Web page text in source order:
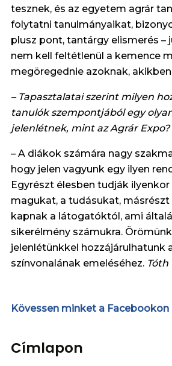
tesznek, és az egyetem agrár
folytatni tanulmányaikat,
plusz pont, tantárgy elismerés –
nem kell feltétlenül a kemence
megöregednie azoknak,
– Tapasztalatai szerint milyen
tanulók szempontjából egy
jelenlétnek, mint az Agrár Expo?
– A diákok számára nagy
hogy jelen vagyunk egy ilyen
Egyrészt élesben tudják
magukat, a tudásukat, másrészt
kapnak a látogatóktól, ami
sikerélmény számukra.
jelenlétünkkel hozzájárulhatunk
színvonalának emeléséhez. Tóth
Kövessen minket a Facebookon
Címlapon